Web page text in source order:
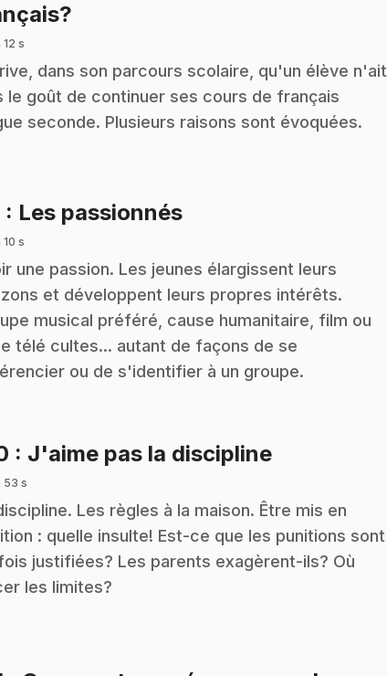
12 s
dans son parcours scolaire, qu'un élève n'ait
le goût de continuer ses cours de français
seconde. Plusieurs raisons sont évoquées.
: Les passionnés.
10 s
une passion. Les jeunes élargissent leurs
et développent leurs propres intérêts.
musical préféré, cause humanitaire, film ou
télé cultes... autant de façons de se
ou de s'identifier à un groupe.
: J'aime pas la discipline.
53 s
Les règles à la maison. Être mis en
: quelle insulte! Est-ce que les punitions sont
justifiées? Les parents exagèrent-ils? Où
les limites?